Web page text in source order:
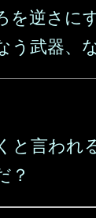
を逆さに
う武器、
と言われ
？